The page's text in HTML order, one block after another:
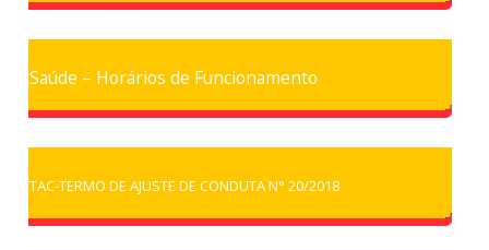
Saúde – Horários de Funcionamento
TAC-TERMO DE AJUSTE DE CONDUTA N° 20/2018